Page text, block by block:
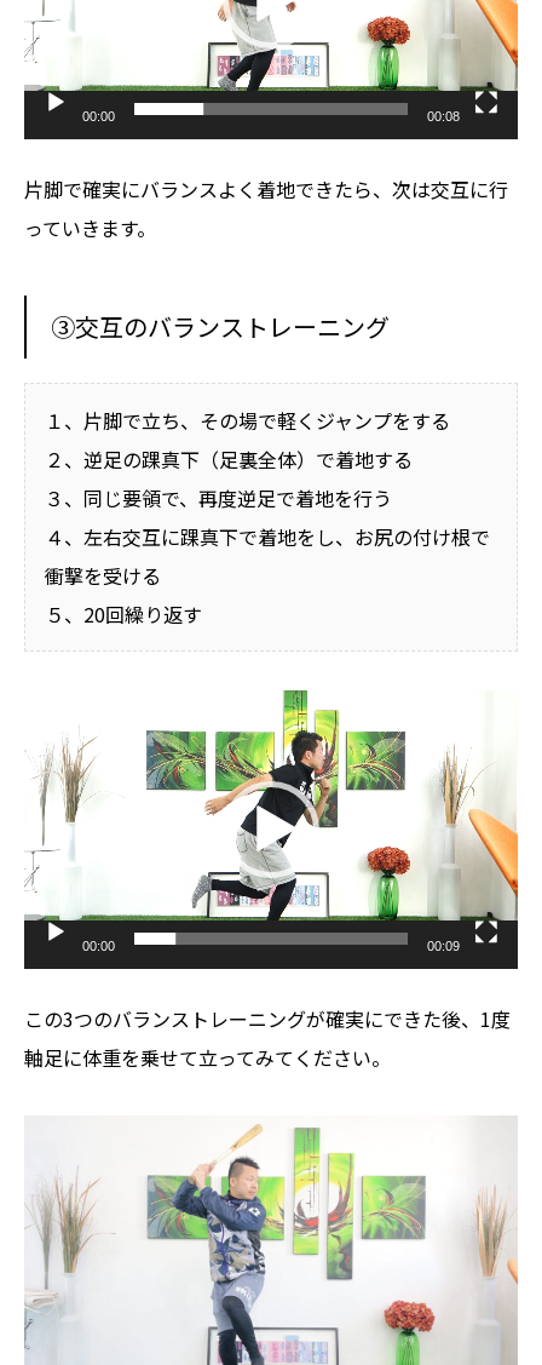
00:00 00:08
片脚で確実にバランスよく着地できたら、次は交互に行
っていきます。
③交互のバランストレーニング
１、片脚で立ち、その場で軽くジャンプをする
２、逆足の踝真下（足裏全体）で着地する
３、同じ要領で、再度逆足で着地を行う
４、左右交互に踝真下で着地をし、お尻の付け根で
衝撃を受ける
５、20回繰り返す
レ
ー
ヤ
ー
00:00 00:09
この3つのバランストレーニングが確実にできた後、1度
軸足に体重を乗せて立ってみてください。